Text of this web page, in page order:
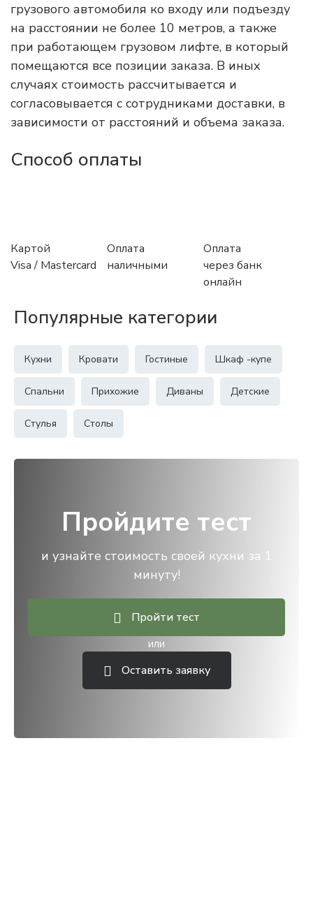
грузового автомобиля ко входу или подъезду
на расстоянии не более 10 метров, а также
при работающем грузовом лифте, в который
помещаются все позиции заказа. В иных
случаях стоимость рассчитывается и
согласовывается с сотрудниками доставки, в
зависимости от расстояний и объема заказа.
Способ оплаты
Картой
Visa / Mastercard
Оплата
наличными
Оплата
через банк
онлайн
Популярные категории
Кухни Кровати Гостиные Шкаф -купе
Спальни Прихожие Диваны Детские
Стулья Столы
Пройдите тест
и узнайте стоимость своей кухни за 1
минуту!
Пройти тест
или
Оставить заявку